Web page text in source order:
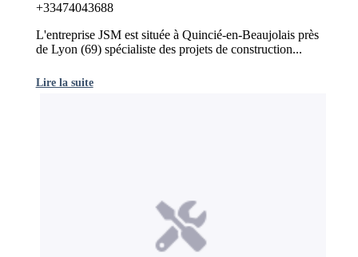
+33474043688
L'entreprise JSM est située à Quincié-en-Beaujolais près
de Lyon (69) spécialiste des projets de construction...
Lire la suite